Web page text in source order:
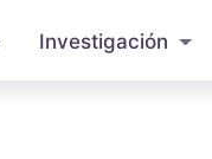
Investigación